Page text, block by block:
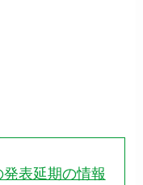
表延期の情報